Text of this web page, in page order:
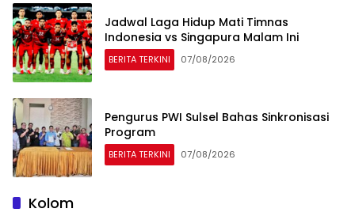
Jadwal Laga Hidup Mati Timnas
Indonesia vs Singapura Malam Ini
BERITA TERKINI 07/08/2026
Pengurus PWI Sulsel Bahas Sinkronisasi
Program
BERITA TERKINI 07/08/2026
Kolom